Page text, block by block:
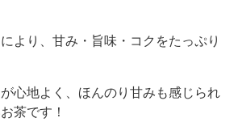
より、甘み・旨味・コクをたっぷり
心地よく、ほんのり甘みも感じられ
茶です！